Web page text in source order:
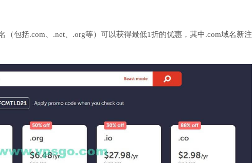
包括.com、.net、.org等）可以获得最低1折的优惠，其中.com域名新注